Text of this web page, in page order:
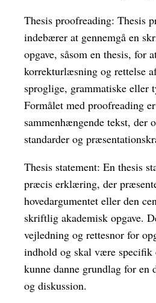
Thesis proofreading: Thesis
indebærer at gennemgå en
opgave, såsom en thesis, for
korrekturlæsning og rettelse
sproglige, grammatiske eller
Formålet med proofreading
sammenhængende tekst, der
standarder og
Thesis statement: En thesis
præcis erklæring, der
hovedargumentet eller den
skriftlig akademisk opgave.
vejledning og rettesnor for
indhold og skal være specifik
kunne danne grundlag for en
og diskussion.